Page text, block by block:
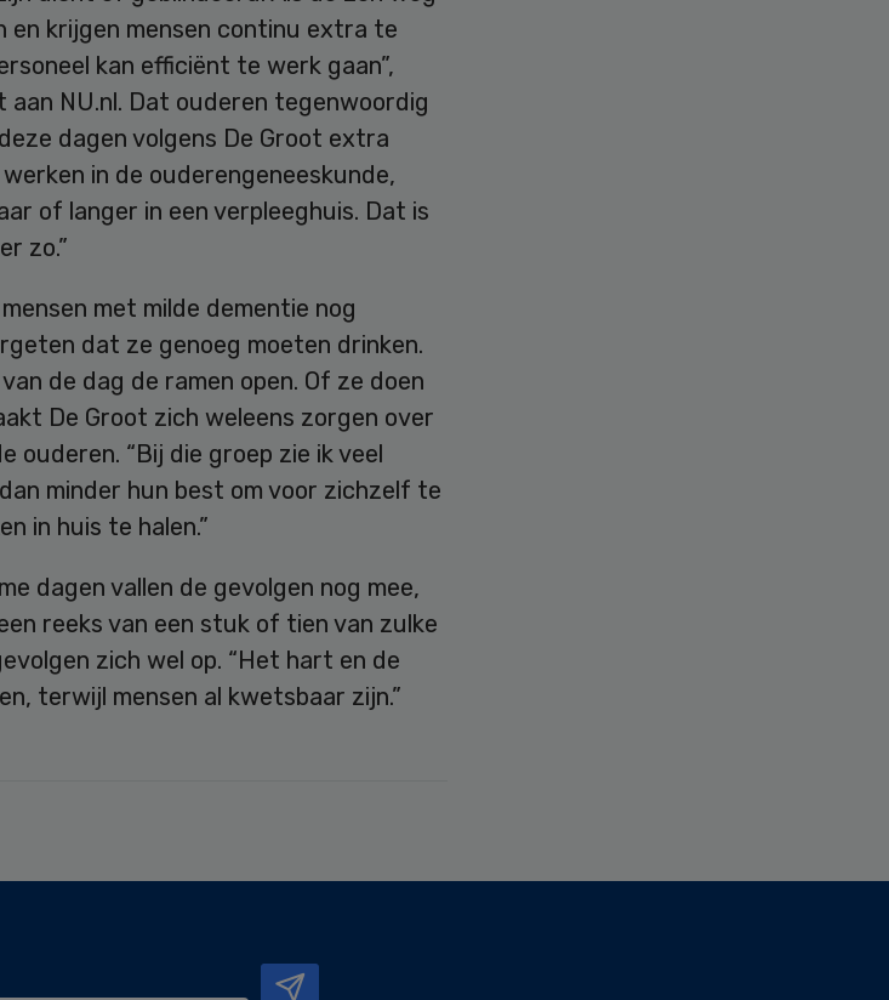
en krijgen mensen continu extra te
kan efficiënt te werk gaan”,
NU.nl. Dat ouderen tegenwoordig
dagen volgens De Groot extra
in de ouderengeneeskunde,
of langer in een verpleeghuis. Dat is
zo.”
met milde dementie nog
dat ze genoeg moeten drinken.
de dag de ramen open. Of ze doen
De Groot zich weleens zorgen over
ouderen. “Bij die groep zie ik veel
minder hun best om voor zichzelf te
in huis te halen.”
dagen vallen de gevolgen nog mee,
reeks van een stuk of tien van zulke
zich wel op. “Het hart en de
terwijl mensen al kwetsbaar zijn.”